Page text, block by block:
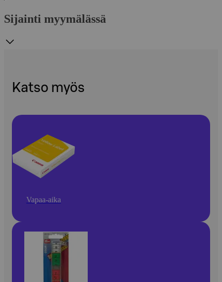
Sijainti myymälässä
Katso myös
Vapaa-aika